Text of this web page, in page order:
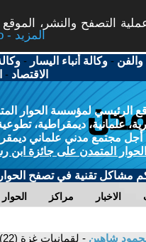
التصفح والنشر،
More info - المزيد
والفن -وكالة أنباء اليسار -
الاقتصاد -
الرئيسي لمؤسسة الحوار
علمانية، ديمقراطية،
مجتمع مدني علماني
المتمدن على جائزة ابن
مشاكل تقنية في تصفح
مراكز الاخبار
شاهين - لقمانيات غزة (22)